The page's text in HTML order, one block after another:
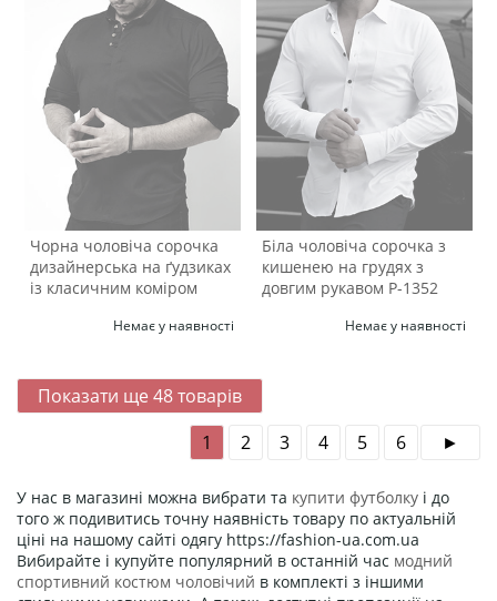
Чорна чоловіча сорочка
дизайнерська на ґудзиках
із класичним коміром
Немає у наявності
Біла чоловіча сорочка з
кишенею на грудях з
довгим рукавом Р-1352
Немає у наявності
Показати ще 48товарів
1
2 3 4 5 6
У нас в магазині можна вибрати та купити футболку і до
того ж подивитись точну наявність товару по актуальній
ціні на нашому сайті одягу https://fashion-ua.com.ua
Вибирайте і купуйте популярний в останній час модний
спортивний костюм чоловічий в комплекті з іншими